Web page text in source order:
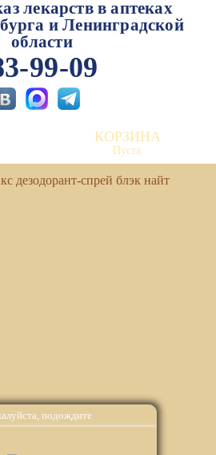
подождите
лекарств в аптеках
и Ленинградской
области
99-09
КОРЗИНА
Пуста
дезодорант-спрей блэк найт